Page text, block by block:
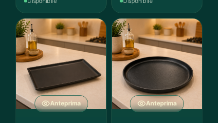
Anteprima Anteprima